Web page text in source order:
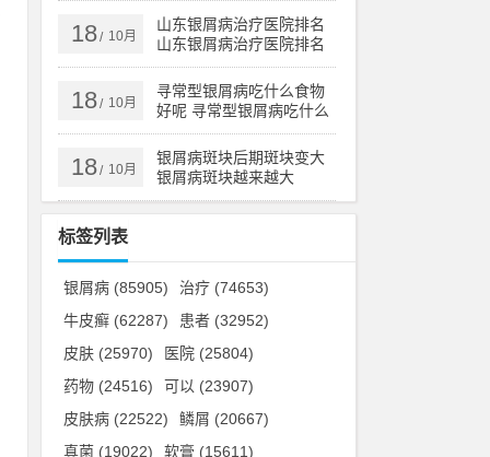
18/ 10月
山东银屑病治疗医院排名
山东银屑病治疗医院排名
榜
18/ 10月
寻常型银屑病吃什么食物
好呢 寻常型银屑病吃什么
药效果好
18/ 10月
银屑病斑块后期斑块变大
银屑病斑块越来越大
标签列表
银屑病 (85905) 治疗 (74653)
牛皮癣 (62287) 患者 (32952)
皮肤 (25970) 医院 (25804)
药物 (24516) 可以 (23907)
皮肤病 (22522) 鳞屑 (20667)
真菌 (19022) 软膏 (15611)